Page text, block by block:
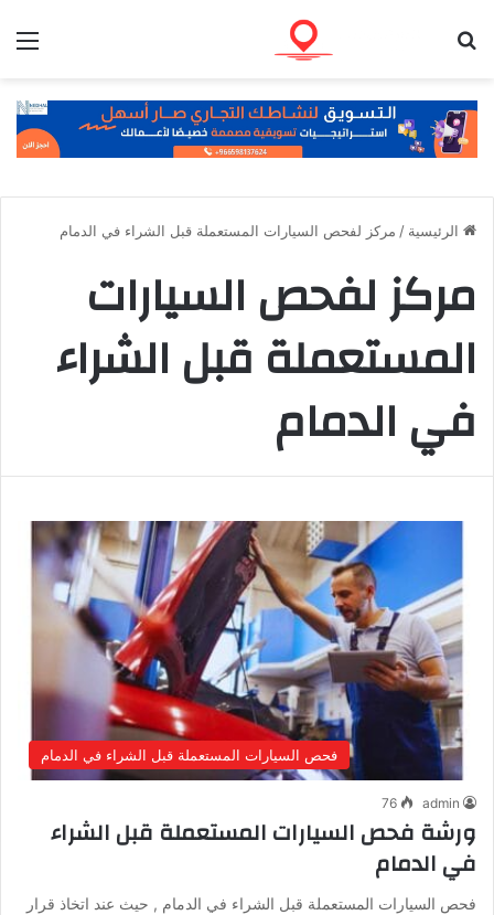
الرئيسية / مركز لفحص السيارات المستعملة قبل الشراء في الدمام
مركز لفحص السيارات
المستعملة قبل الشراء
في الدمام
فحص السيارات المستعملة قبل الشراء في الدمام
admin
76
ورشة فحص السيارات المستعملة قبل الشراء
في الدمام
فحص السيارات المستعملة قبل الشراء في الدمام , حيث عند اتخاذ قرار